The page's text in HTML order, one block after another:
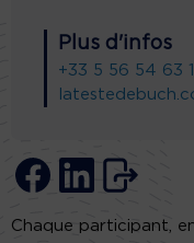
Plus d'infos
+33 5 56 54 63
Chaque participant,